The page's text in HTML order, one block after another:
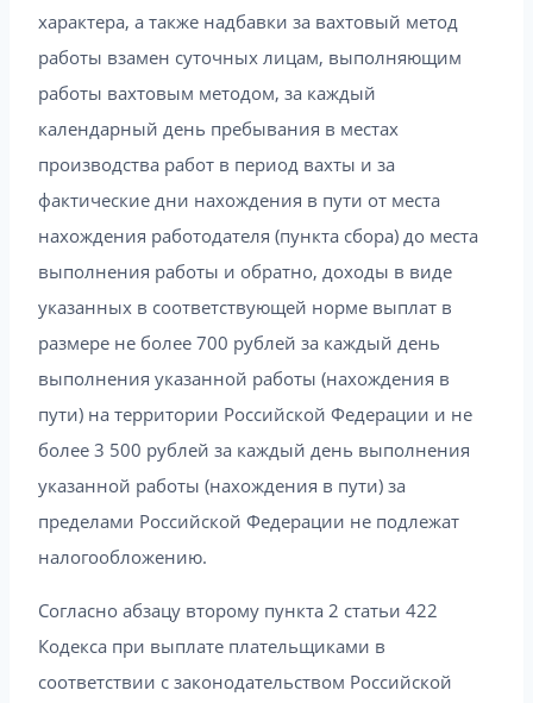
характера, а также надбавки за вахтовый метод
работы взамен суточных лицам, выполняющим
работы вахтовым методом, за каждый
календарный день пребывания в местах
производства работ в период вахты и за
фактические дни нахождения в пути от места
нахождения работодателя (пункта сбора) до места
выполнения работы и обратно, доходы в виде
указанных в соответствующей норме выплат в
размере не более 700 рублей за каждый день
выполнения указанной работы (нахождения в
пути) на территории Российской Федерации и не
более 3 500 рублей за каждый день выполнения
указанной работы (нахождения в пути) за
пределами Российской Федерации не подлежат
налогообложению.
Согласно абзацу второму пункта 2 статьи 422
Кодекса при выплате плательщиками в
соответствии с законодательством Российской